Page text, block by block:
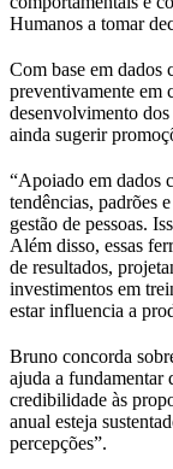
Humanos a tomar
Com base em
preventivamente em
desenvolvimento
ainda sugerir
“Apoiado em dados
tendências, padrões
gestão de pessoas.
Além disso, essas
de resultados,
investimentos em
estar influencia a
Bruno concorda
ajuda a fundamentar
credibilidade às
anual esteja
percepções”.